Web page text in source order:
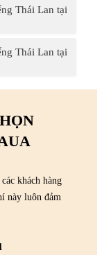
Thái Lan tại
Thái Lan tại
khách hàng
này luôn đảm